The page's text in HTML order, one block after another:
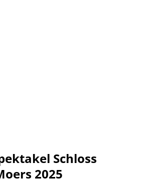
Schloss
2025